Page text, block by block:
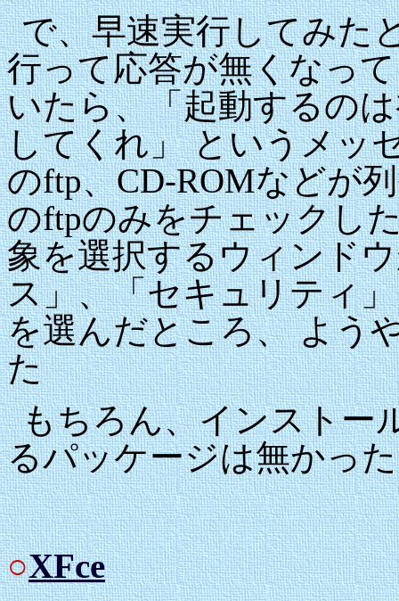
で、早速実行してみた
行って応答が無くなっ
いたら、「起動するの
してくれ」 というメッ
のftp、CD-ROMなどが
のftpのみをチェックし
象を選択するウィンド
ス」、「セキュリティ
を選んだところ、 よう
た
もちろん、インストー
るパッケージは無かっ
○XFce